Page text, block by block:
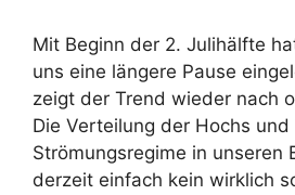
Mit Beginn der 2. Julihälfte
uns eine längere Pause
zeigt der Trend wieder nach
Die Verteilung der Hochs
Strömungsregime in unseren
derzeit einfach kein wirklich